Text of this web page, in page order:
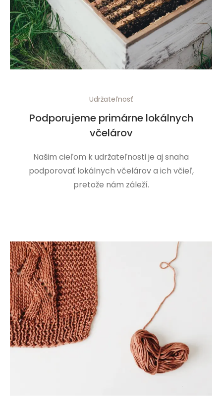
Udržateľnosť
Podporujeme primárne lokálnych
včelárov
Našim cieľom k udržateľnosti je aj snaha
podporovať lokálnych včelárov a ich včieľ,
pretože nám záleží.